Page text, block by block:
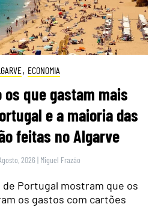
, ECONOMIA
os que gastam mais
e a maioria das
feitas no Algarve
2026 | Miguel Frazão
de Portugal mostram que os
os gastos com cartões